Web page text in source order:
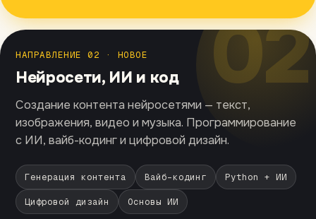
02
НАПРАВЛЕНИЕ 02 · НОВОЕ
Нейросети, ИИ и код
Создание контента нейросетями — текст,
изображения, видео и музыка. Программирование
с ИИ, вайб-кодинг и цифровой дизайн.
Генерация контента Вайб-кодинг Python + ИИ
Цифровой дизайн Основы ИИ